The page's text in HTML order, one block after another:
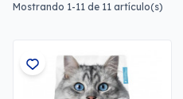
Mostrando 1-11 de 11 artículo(s)